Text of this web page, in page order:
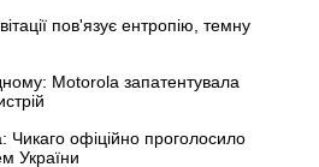
пов'язує ентропію, темну
Motorola запатентувала
Чикаго офіційно проголосило
України